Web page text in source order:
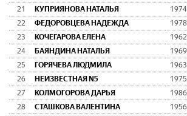
21
КУПРИЯНОВА НАТАЛЬЯ 1974
22
ФЕДОРОВЦЕВА НАДЕЖДА 1978
23
КОЧЕГАРОВА ЕЛЕНА 1962
24
БАЯНДИНА НАТАЛЬЯ 1969
25
ГОРЯЧЕВА ЛЮДМИЛА 1963
26
НЕИЗВЕСТНАЯ N5 1975
27
КОЛМОГОРОВА ДАРЬЯ 1986
28
СТАШКОВА ВАЛЕНТИНА 1956